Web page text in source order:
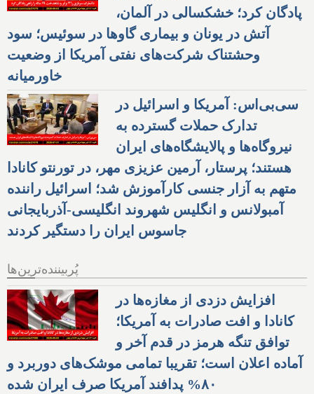
پادگان کرد؛ خشکسالی در آلمان،
آتش در یونان و بیماری گاوها در سوئیس؛ سود
وحشتناک شرکت‌های نفتی آمریکا از وضعیت
خاورمیانه
سی‌بی‌اس: آمریکا و اسرائیل در
تدارک حملات گسترده به
نیروگاه‌ها و پالایشگاه‌های ایران
هستند؛ پرستار، آرمین عزیزی مهر، در تورنتو کانادا
متهم به آزار جنسی کارآموزش شد؛ اسرائیل راننده
آمبولانس و انگلیس شهروند انگلیسی-آذربایجانی
جاسوس ایران را دستگیر کردند
پُربیننده‌ترین‌ها
افزایش دزدی از مغازه‌ها در
کانادا و افت صادرات به آمریکا؛
توافق تنگه هرمز در قدم آخر و
آماده اعلان است؛ تقریبا تمامی موشک‌های دوربرد و
۸۰% پدافند آمریکا صرف ایران شده